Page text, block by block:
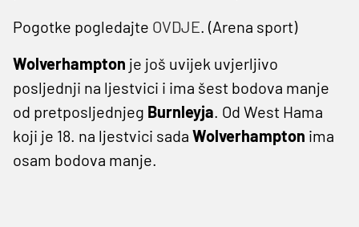
Pogotke pogledajte OVDJE. (Arena sport)
Wolverhampton je još uvijek uvjerljivo
posljednji na ljestvici i ima šest bodova manje
od pretposljednjeg Burnleyja. Od West Hama
koji je 18. na ljestvici sada Wolverhampton ima
osam bodova manje.